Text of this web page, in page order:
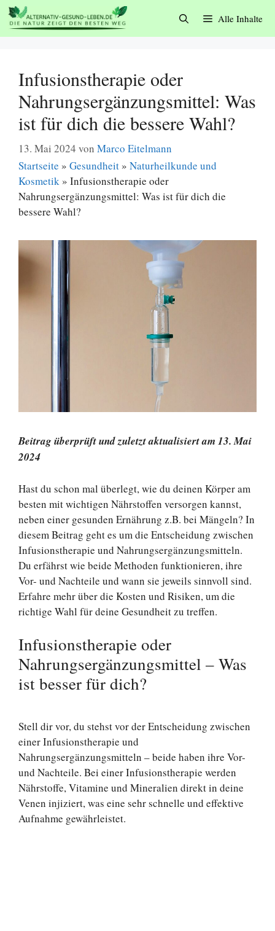
Zum
Inhalt
springen
Alle Inhalte
Infusionstherapie oder
Nahrungsergänzungsmittel: Was
ist für dich die bessere Wahl?
13. Mai 2024 von Marco Eitelmann
Startseite » Gesundheit » Naturheilkunde und
Kosmetik » Infusionstherapie oder
Nahrungsergänzungsmittel: Was ist für dich die
bessere Wahl?
Beitrag überprüft und zuletzt aktualisiert am 13. Mai
2024
Hast du schon mal überlegt, wie du deinen Körper am
besten mit wichtigen Nährstoffen versorgen kannst,
neben einer gesunden Ernährung z.B. bei Mängeln? In
diesem Beitrag geht es um die Entscheidung zwischen
Infusionstherapie und Nahrungsergänzungsmitteln.
Du erfährst wie beide Methoden funktionieren, ihre
Vor- und Nachteile und wann sie jeweils sinnvoll sind.
Erfahre mehr über die Kosten und Risiken, um die
richtige Wahl für deine Gesundheit zu treffen.
Infusionstherapie oder
Nahrungsergänzungsmittel – Was
ist besser für dich?
Stell dir vor, du stehst vor der Entscheidung zwischen
einer Infusionstherapie und
Nahrungsergänzungsmitteln – beide haben ihre Vor-
und Nachteile. Bei einer Infusionstherapie werden
Nährstoffe, Vitamine und Mineralien direkt in deine
Venen injiziert, was eine sehr schnelle und effektive
Aufnahme gewährleistet.